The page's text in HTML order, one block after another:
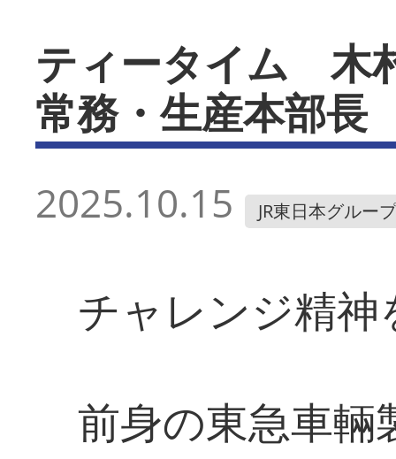
ティータイム 木
常務・生産本部長
2025.10.15 JR東日本グループ
チャレンジ精神
前身の東急車輛